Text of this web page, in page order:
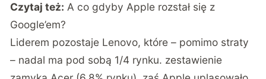
Czytaj też: A co gdyby Apple rozstał się z
Google’em?
Liderem pozostaje Lenovo, które – pomimo straty
– nadal ma pod sobą 1/4 rynku. zestawienie